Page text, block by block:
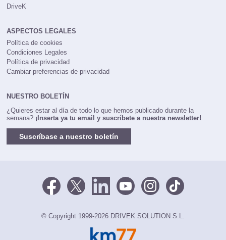
DriveK
ASPECTOS LEGALES
Política de cookies
Condiciones Legales
Política de privacidad
Cambiar preferencias de privacidad
NUESTRO BOLETÍN
¿Quieres estar al día de todo lo que hemos publicado durante la
semana? ¡Inserta ya tu email y suscríbete a nuestra newsletter!
Suscríbase a nuestro boletín
© Copyright 1999-2026 DRIVEK SOLUTION S.L.